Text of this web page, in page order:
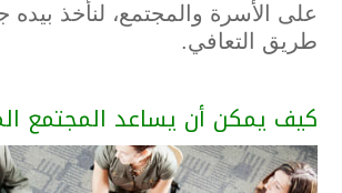
على الأسرة والمجتمع، لنأخذ بيده
طريق التعافي.
كيف يمكن أن يساعد المجتمع